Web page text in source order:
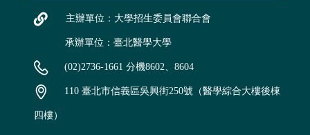
主辦單位：大學招生委員會聯合會
承辦單位：臺北醫學大學
(02)2736-1661 分機8602、8604
110 臺北市信義區吳興街250號（醫學綜合大樓後棟
四樓）